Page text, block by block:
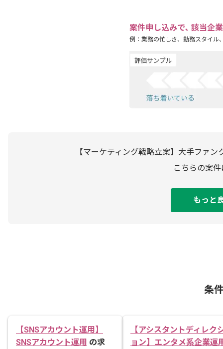
案件申し込みで､ 該当企
例：業務の忙しさ、勤務スタイル
【マーケティング戦略立案】大手ファ
こちらの案
もっと
条
【SNSアカウント運用】
SNSアカウント運用 の求
【アシスタントディレク
ョン】エンタメ系企業運